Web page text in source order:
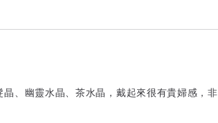
、幽靈水晶、茶水晶，戴起來很有貴婦感，非